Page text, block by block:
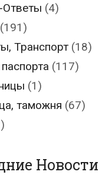
(4)
(191)
Транспорт(18)
(117)
(1)
таможня (67)
Новости